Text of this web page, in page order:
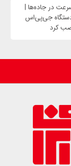
در جاده‌ها |
هزار دستگاه جی‌پی‌اس
کرد